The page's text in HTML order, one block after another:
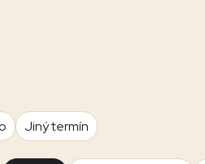
Jiný termín